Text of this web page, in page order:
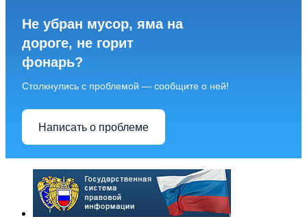
Не убран мусор, яма на
дороге, не горит
фонарь?
Столкнулись с проблемой — сообщите о ней!
Написать о проблеме